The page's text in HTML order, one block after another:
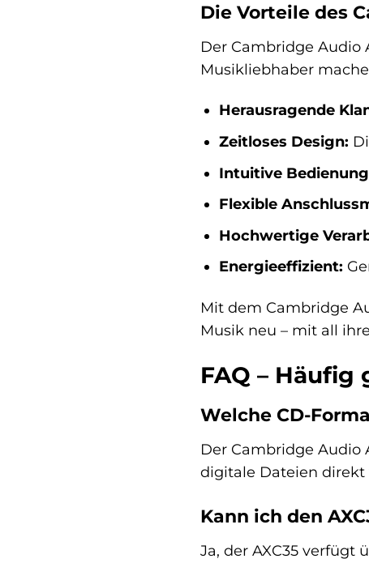
Die Vorteile des
Der Cambridge Audio
Musikliebhaber
Herausragende
Zeitloses Design:
Intuitive
Flexible
Hochwertige
Energieeffizient:
Mit dem Cambridge
Musik neu – mit all
FAQ – Häufig
Welche CD-
Der Cambridge Audio
digitale Dateien direkt
Kann ich den
Ja, der AXC35 verfügt